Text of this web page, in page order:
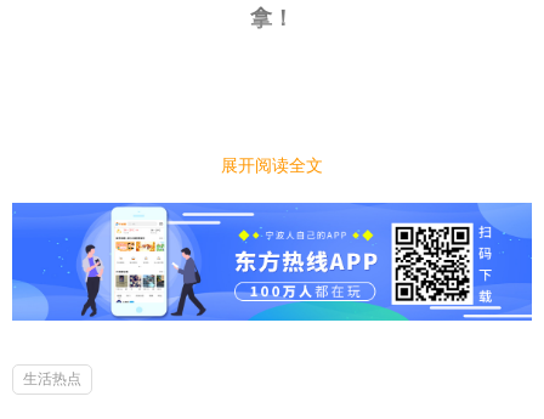
拿 ！
春节亲戚来访，你一般包
今天是大年初三，大家是不是都开始走亲戚了。今
年，你发了几个红包？不过，每年过年，怎么包红包
也是令人头痛的问题。快来说说你一般
包多大的红
包？
展开阅读全文
生活热点